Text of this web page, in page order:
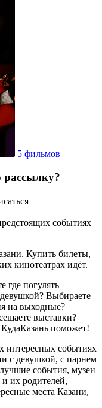
5 фильмов
рассылку?
событиях
Купить билеты,
кинотеатрах идёт.
где погулять
Выбираете
на выходные?
выставки?
КудаКазань поможет!
интересных событиях
с девушкой, с парнем
события, музеи
их родителей,
места Казани,